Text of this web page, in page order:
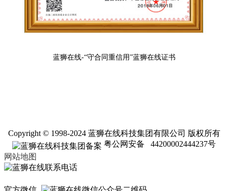
蓝狮在线-“守合同重信用”蓝狮在线证书
Copyright © 1998-2024 蓝狮在线科技集团有限公司 版权所有
粤公网安备 44200002444237号
网站地图